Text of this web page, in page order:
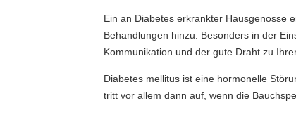
Ein an Diabetes erkrankter Hausgenosse
Behandlungen hinzu. Besonders in der
Kommunikation und der gute Draht zu
Diabetes mellitus ist eine hormonelle
tritt vor allem dann auf, wenn die